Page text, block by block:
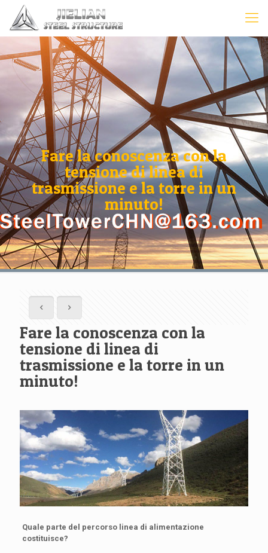
Fare la conoscenza con la
tensione di linea di
trasmissione e la torre in un
minuto!
Fare la conoscenza con la
tensione di linea di
trasmissione e la torre in un
minuto!
Quale parte del percorso linea di alimentazione
costituisce?